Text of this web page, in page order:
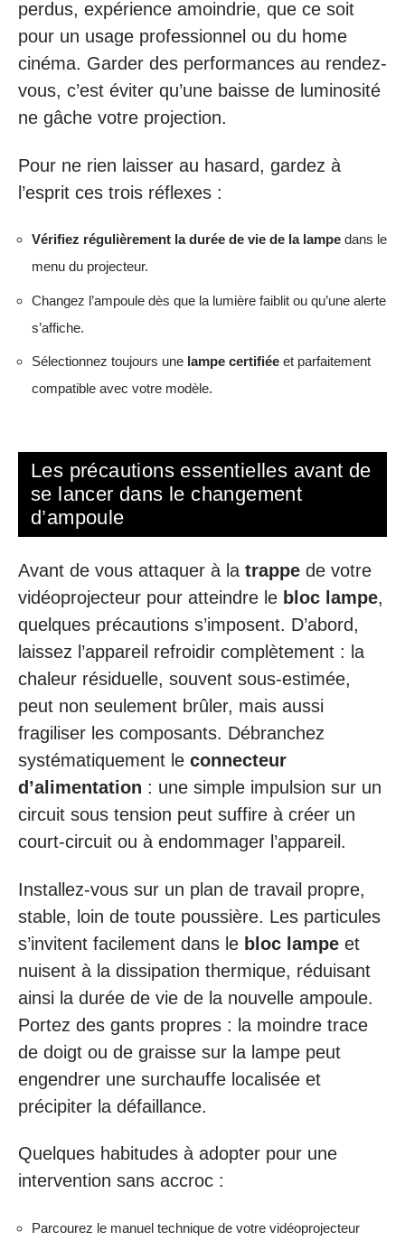
perdus, expérience amoindrie, que ce soit
pour un usage professionnel ou du home
cinéma. Garder des performances au rendez-
vous, c’est éviter qu’une baisse de luminosité
ne gâche votre projection.
Pour ne rien laisser au hasard, gardez à
l’esprit ces trois réflexes :
Vérifiez régulièrement la durée de vie de la lampe dans le
menu du projecteur.
Changez l’ampoule dès que la lumière faiblit ou qu’une alerte
s’affiche.
Sélectionnez toujours une lampe certifiée et parfaitement
compatible avec votre modèle.
Les précautions essentielles avant de
se lancer dans le changement
d’ampoule
Avant de vous attaquer à la trappe de votre
vidéoprojecteur pour atteindre le bloc lampe,
quelques précautions s’imposent. D’abord,
laissez l’appareil refroidir complètement : la
chaleur résiduelle, souvent sous-estimée,
peut non seulement brûler, mais aussi
fragiliser les composants. Débranchez
systématiquement le connecteur
d’alimentation : une simple impulsion sur un
circuit sous tension peut suffire à créer un
court-circuit ou à endommager l’appareil.
Installez-vous sur un plan de travail propre,
stable, loin de toute poussière. Les particules
s’invitent facilement dans le bloc lampe et
nuisent à la dissipation thermique, réduisant
ainsi la durée de vie de la nouvelle ampoule.
Portez des gants propres : la moindre trace
de doigt ou de graisse sur la lampe peut
engendrer une surchauffe localisée et
précipiter la défaillance.
Quelques habitudes à adopter pour une
intervention sans accroc :
Parcourez le manuel technique de votre vidéoprojecteur